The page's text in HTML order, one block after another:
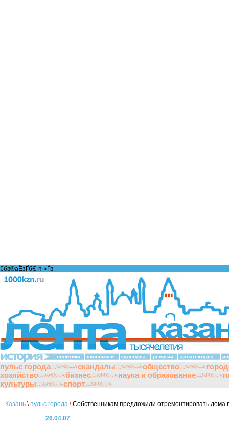
€бв®аЁзҐбЄ п «Ґ­в
политики экономики культуры религии архитектуры
пульс города скандалы общество
хозяйство
бизнес наука и образование
культуры
спорт
Казань \ пульс города \Собственникам предложили отремонтировать дома
26.04.07